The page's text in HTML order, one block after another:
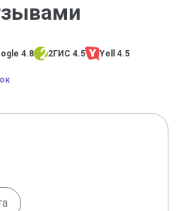
4.8 2ГИС 4.5 Yell 4.5